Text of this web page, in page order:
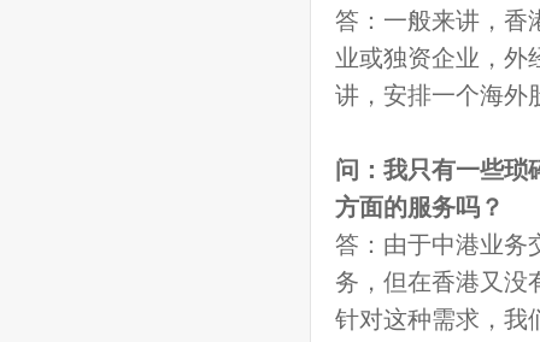
答：一般来讲，香
业或独资企业，外
讲，安排一个海外
问：我只有一些琐
方面的服务吗？
答：由于中港业务
务，但在香港又没
针对这种需求，我